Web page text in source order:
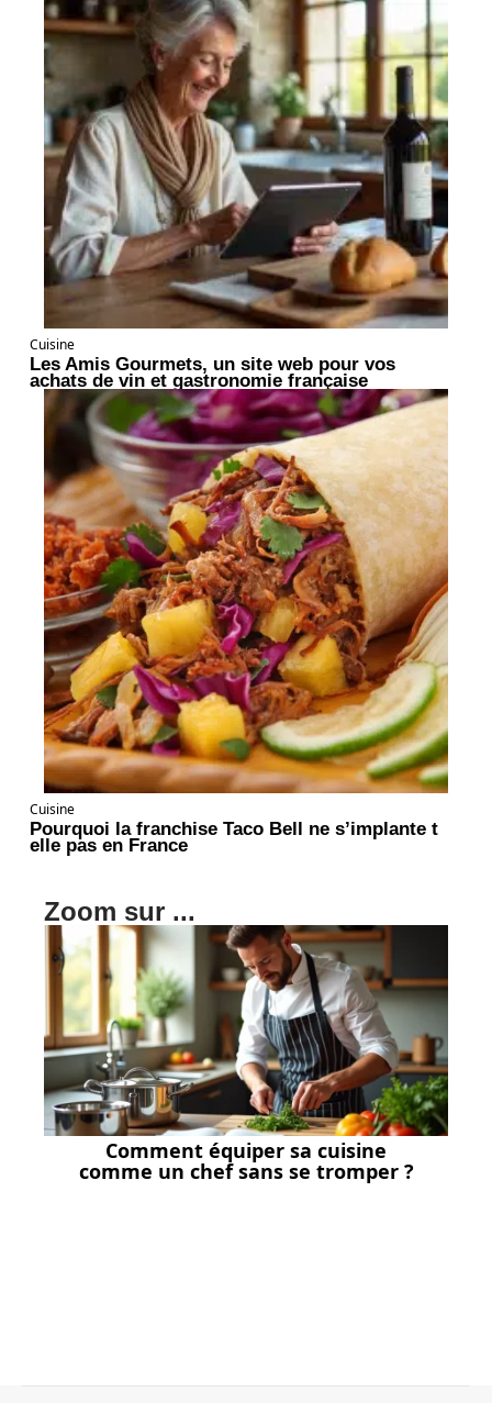
Cuisine
Les Amis Gourmets, un site web pour vos
achats de vin et gastronomie française
Cuisine
Pourquoi la franchise Taco Bell ne s’implante t
elle pas en France
Zoom sur ...
Comment équiper sa cuisine
comme un chef sans se tromper ?